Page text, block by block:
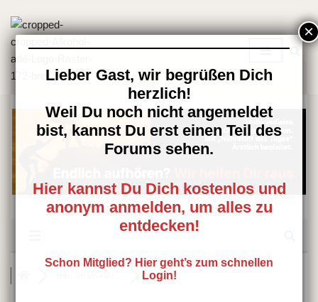
Zum
Inhalt
springenLieber Gast, wir begrüßen Dich
herzlich!
Weil Du noch nicht angemeldet
bist, kannst Du erst einen Teil des
Forums sehen.
Hier kannst Du Dich kostenlos und
anonym anmelden, um alles zu
entdecken!
Schon Mitglied? Hier geht’s zum schnellen
Login!